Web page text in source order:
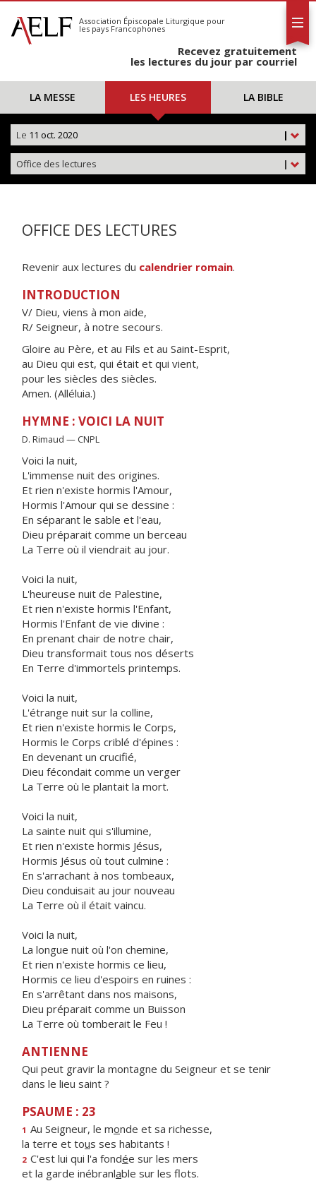
S'abonner
Calendrier
Association Épiscopale Liturgique pour
les pays Francophones
Recevez gratuitement
les lectures du jour par courriel
LA MESSE LES HEURES LA BIBLE
|
Le 11 oct. 2020
|
Office des lectures
OFFICE DES LECTURES
Revenir aux lectures du calendrier romain.
INTRODUCTION
V/ Dieu, viens à mon aide,
R/ Seigneur, à notre secours.
Gloire au Père, et au Fils et au Saint-Esprit,
au Dieu qui est, qui était et qui vient,
pour les siècles des siècles.
Amen. (Alléluia.)
HYMNE : VOICI LA NUIT
D. Rimaud — CNPL
Voici la nuit,
L'immense nuit des origines.
Et rien n'existe hormis l'Amour,
Hormis l'Amour qui se dessine :
En séparant le sable et l'eau,
Dieu préparait comme un berceau
La Terre où il viendrait au jour.
Voici la nuit,
L'heureuse nuit de Palestine,
Et rien n'existe hormis l'Enfant,
Hormis l'Enfant de vie divine :
En prenant chair de notre chair,
Dieu transformait tous nos déserts
En Terre d'immortels printemps.
Voici la nuit,
L'étrange nuit sur la colline,
Et rien n'existe hormis le Corps,
Hormis le Corps criblé d'épines :
En devenant un crucifié,
Dieu fécondait comme un verger
La Terre où le plantait la mort.
Voici la nuit,
La sainte nuit qui s'illumine,
Et rien n'existe hormis Jésus,
Hormis Jésus où tout culmine :
En s'arrachant à nos tombeaux,
Dieu conduisait au jour nouveau
La Terre où il était vaincu.
Voici la nuit,
La longue nuit où l'on chemine,
Et rien n'existe hormis ce lieu,
Hormis ce lieu d'espoirs en ruines :
En s'arrêtant dans nos maisons,
Dieu préparait comme un Buisson
La Terre où tomberait le Feu !
ANTIENNE
Qui peut gravir la montagne du Seigneur et se tenir
dans le lieu saint ?
PSAUME : 23
1 Au Seigneur, le monde et sa richesse,
la terre et tous ses habitants !
2 C'est lui qui l'a fondée sur les mers
et la garde inébranlable sur les flots.